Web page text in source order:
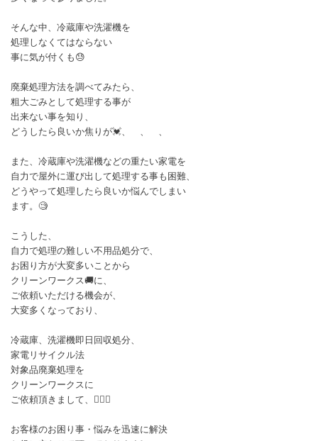
そんな中、冷蔵庫や洗濯機を
処理しなくてはならない
事に気が付くも😓
廃棄処理方法を調べてみたら、
粗大ごみとして処理する事が
出来ない事を知り、
どうしたら良いか焦りが💓、 、 、
また、冷蔵庫や洗濯機などの重たい家電を
自力で屋外に運び出して処理する事も困難、
どうやって処理したら良いか悩んでしまい
ます。🧐
こうした、
自力で処理の難しい不用品処分で、
お困り方が大変多いことから
クリーンワークス🚚に、
ご依頼いただける機会が、
大変多くなっており、
冷蔵庫、洗濯機即日回収処分、
家電リサイクル法
対象品廃棄処理を
クリーンワークスに
ご依頼頂きまして、🙇🏻‍♂️
お客様のお困り事・悩みを迅速に解決